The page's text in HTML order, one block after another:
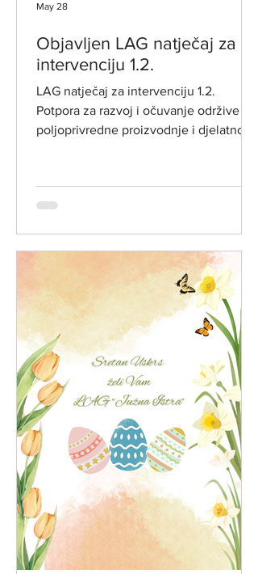
Objavljen LAG natječaj za
intervenciju 1.2.
LAG natječaj za intervenciju 1.2.
Potpora za razvoj i očuvanje održive
poljoprivredne proizvodnje i djelatnosti
LAG natječaj temeljem LRS LAG-a
"Južna Istra" za razdoblje 2023.-2027.
poljoprivredne djelatnosti" (ref. broj
natječaja 001-12-26-01) ​ PREDMET
NATJEČAJA:​ Predmet LAG natječaja je
poticanje ulaganja u preradu
poljoprivredn
May 28